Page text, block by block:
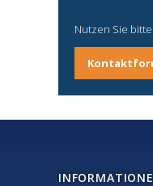
Nutzen Sie